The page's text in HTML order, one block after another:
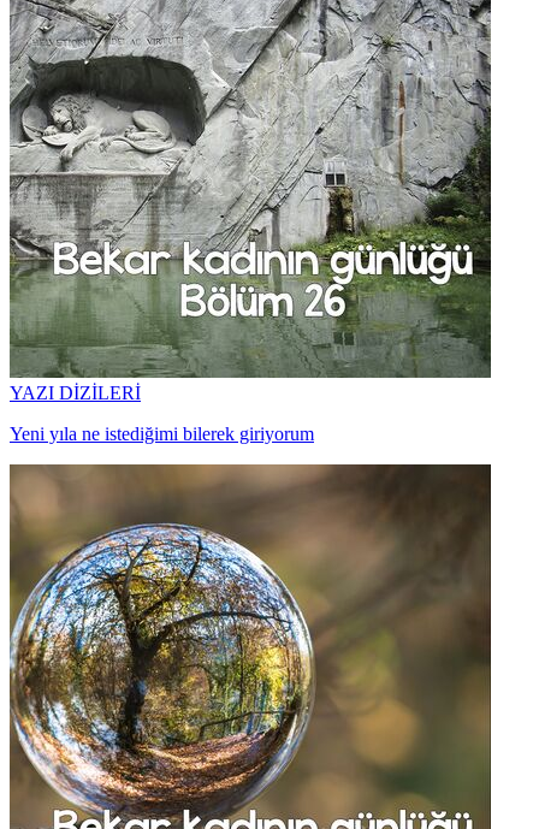
YAZI DİZİLERİ
Yeni yıla ne istediğimi bilerek giriyorum